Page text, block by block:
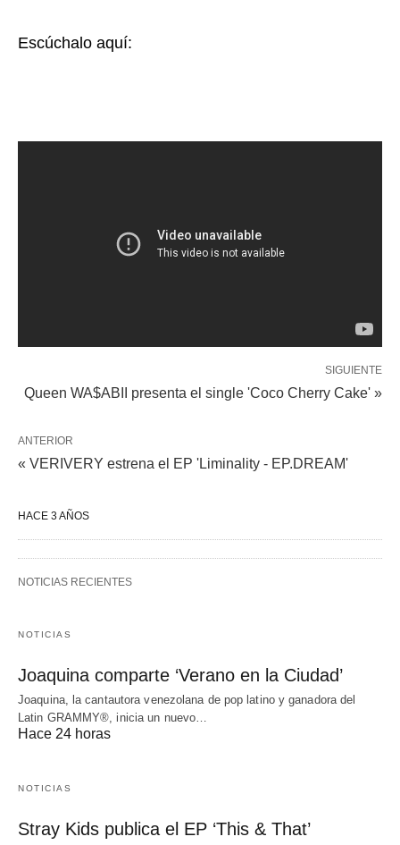
Escúchalo aquí:
SIGUIENTE
Queen WA$ABII presenta el single 'Coco Cherry Cake' »
ANTERIOR
« VERIVERY estrena el EP 'Liminality - EP.DREAM'
HACE 3 AÑOS
NOTICIAS RECIENTES
NOTICIAS
Joaquina comparte ‘Verano en la Ciudad’
Joaquina, la cantautora venezolana de pop latino y ganadora del
Latin GRAMMY®, inicia un nuevo…
Hace 24 horas
NOTICIAS
Stray Kids publica el EP ‘This & That’